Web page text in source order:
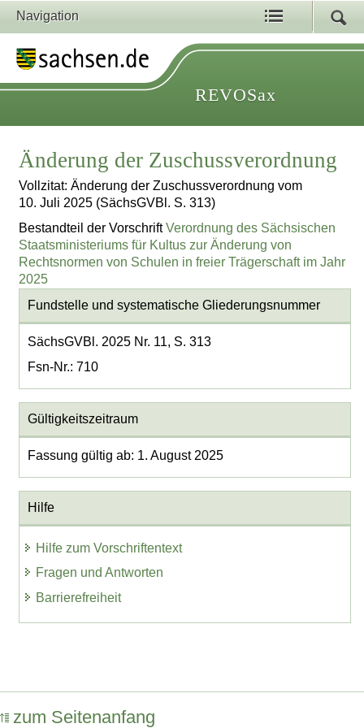
Navigation
REVOSax
Änderung der Zuschussverordnung
Vollzitat: Änderung der Zuschussverordnung vom
10. Juli 2025 (SächsGVBl. S. 313)
Bestandteil der VorschriftVerordnung des Sächsischen
Staatsministeriums für Kultus zur Änderung von
Rechtsnormen von Schulen in freier Trägerschaft im Jahr
2025
Fundstelle und systematische Gliederungsnummer
SächsGVBl. 2025 Nr. 11, S. 313
Fsn-Nr.: 710
Gültigkeitszeitraum
Fassung gültig ab: 1. August 2025
Hilfe
Hilfe zum Vorschriftentext
Fragen und Antworten
Barrierefreiheit
zum Seitenanfang